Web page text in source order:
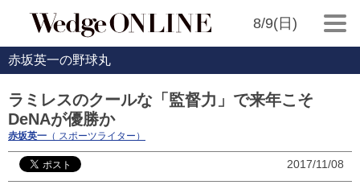
8/9(日)
赤坂英一の野球丸
ラミレスのクールな「監督力」で来年こそ
DeNAが優勝か
赤坂英一 （ スポーツライター）
2017/11/08